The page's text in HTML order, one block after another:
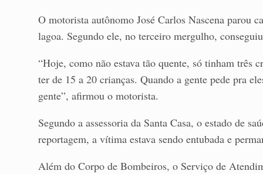
O motorista autônomo José Carlos Nascena parou
lagoa. Segundo ele, no terceiro mergulho,
“Hoje, como não estava tão quente, só tinham três
ter de 15 a 20 crianças. Quando a gente pede pra
gente”, afirmou o motorista.
Segundo a assessoria da Santa Casa, o estado de
reportagem, a vítima estava sendo entubada e
Além do Corpo de Bombeiros, o Serviço de